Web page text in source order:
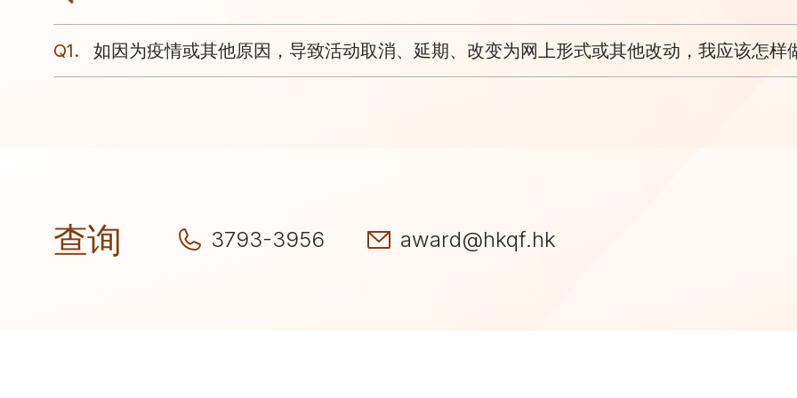
Q1. 如因为疫情或其他原因，导致活动取消、延期、改变为网上形式或其他改动，我应该怎样
查询 3793-3956 award@hkqf.hk